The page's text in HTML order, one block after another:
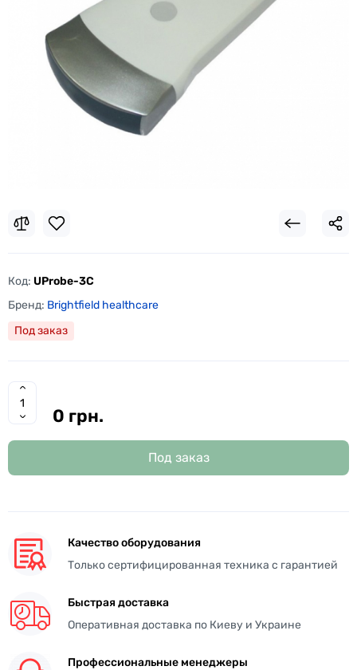
Код: UProbe-3C
Бренд: Brightfield healthcare
Под заказ
0 грн.
Под заказ
Качество оборудования
Только сертифицированная техника с гарантией
Быстрая доставка
Оперативная доставка по Киеву и Украине
Профессиональные менеджеры